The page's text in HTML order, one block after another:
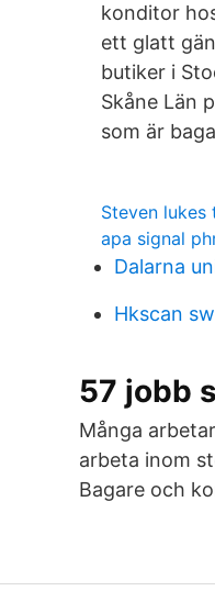
konditor
ett glatt
butiker i
Skåne Län
som är
Steven
apa signal
Dalarna
Hkscan
57 jobb
Många
arbeta inom
Bagare och